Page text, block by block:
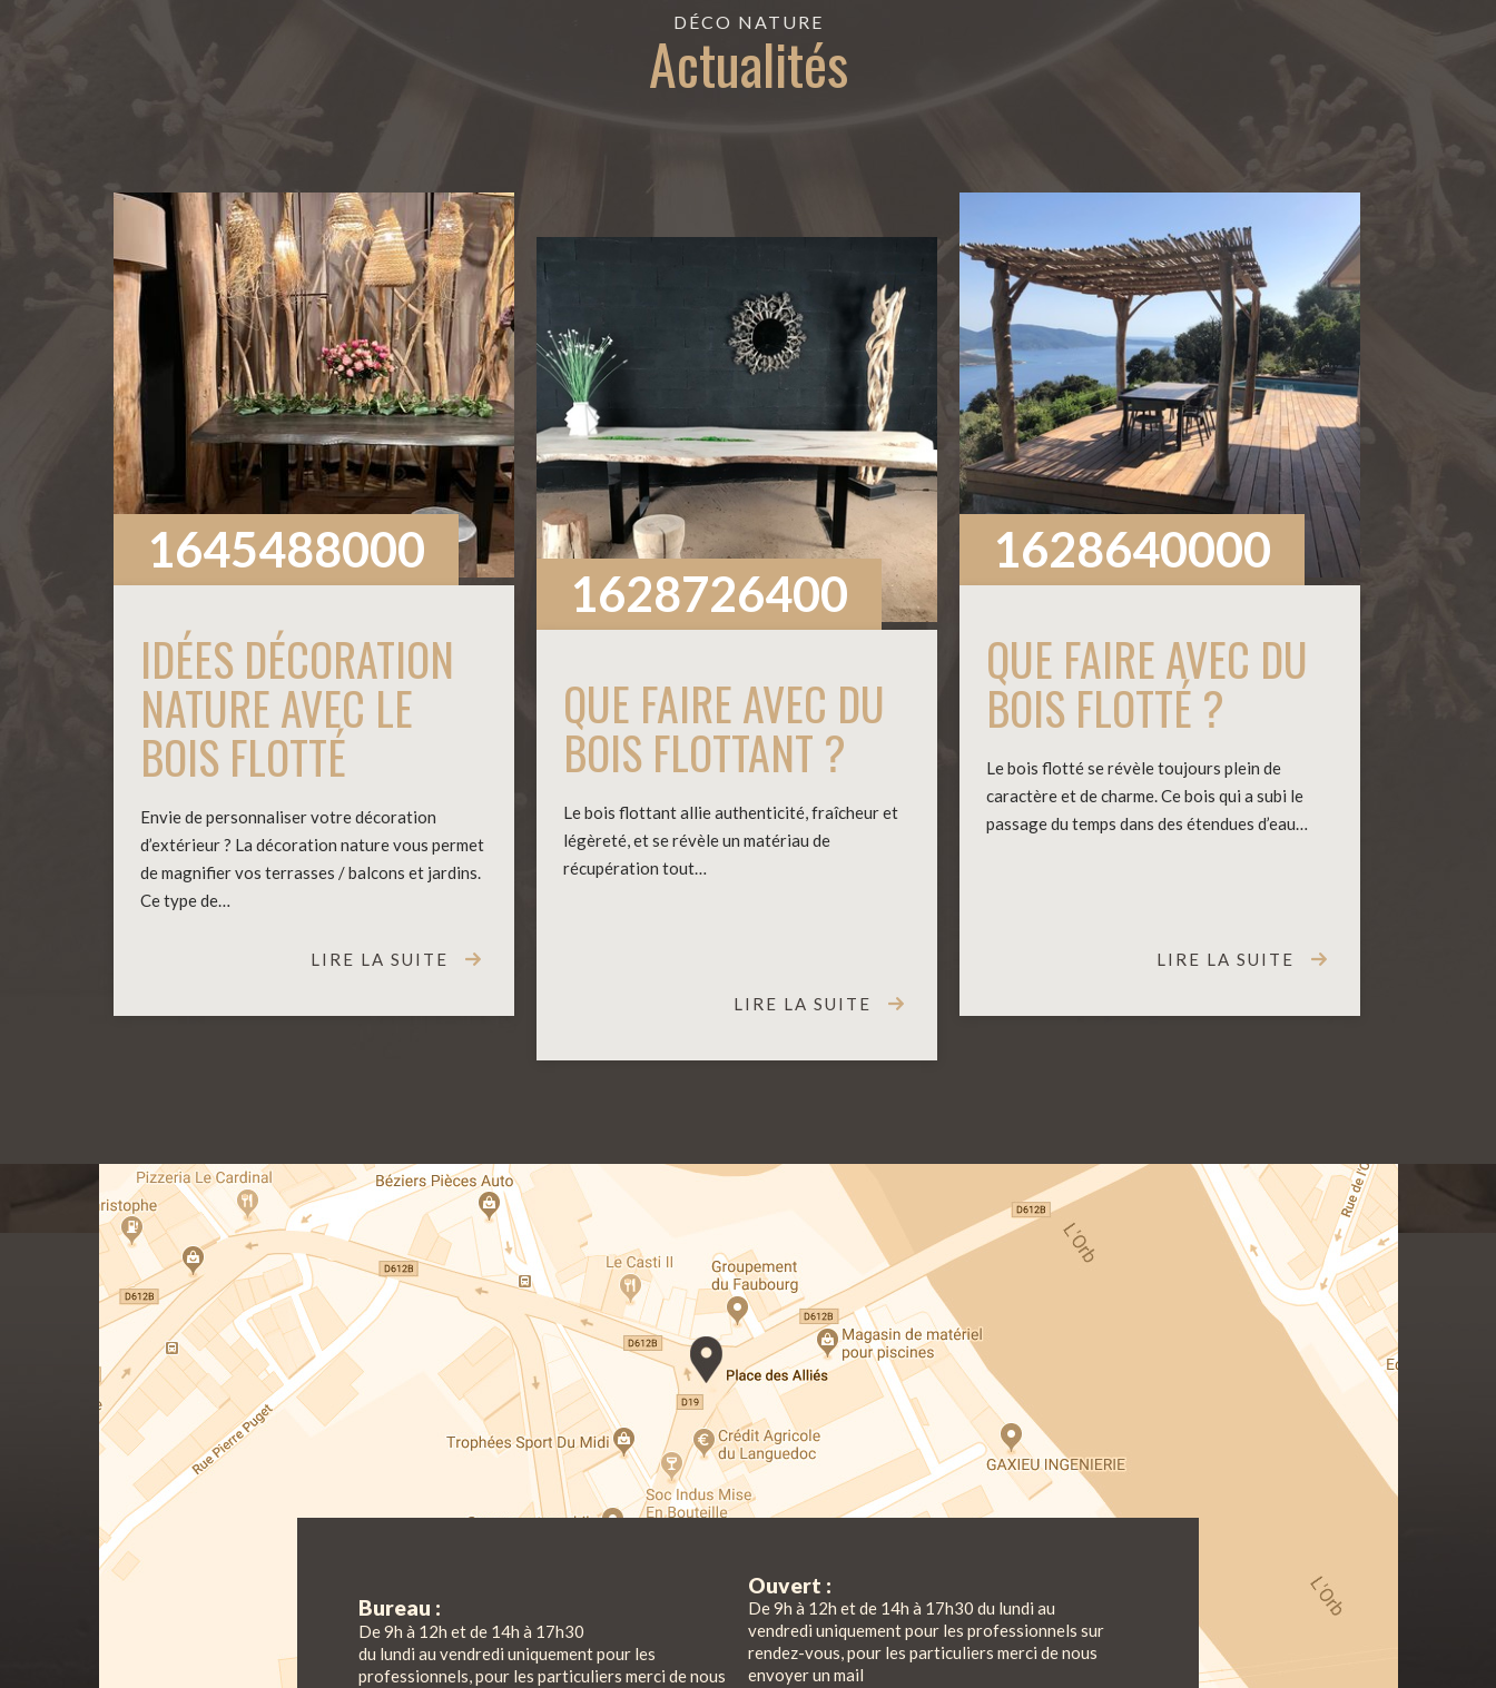
DÉCO NATURE
Actualités
1645488000
IDÉES DÉCORATION
NATURE AVEC LE
BOIS FLOTTÉ
Envie de personnaliser votre décoration
d’extérieur ? La décoration nature vous permet
de magnifier vos terrasses / balcons et jardins.
Ce type de…
LIRE LA SUITE
1628726400
QUE FAIRE AVEC DU
BOIS FLOTTANT ?
Le bois flottant allie authenticité, fraîcheur et
légèreté, et se révèle un matériau de
récupération tout…
LIRE LA SUITE
1628640000
QUE FAIRE AVEC DU
BOIS FLOTTÉ ?
Le bois flotté se révèle toujours plein de
caractère et de charme. Ce bois qui a subi le
passage du temps dans des étendues d’eau…
LIRE LA SUITE
Bureau :
De 9h à 12h et de 14h à 17h30
du lundi au vendredi uniquement pour les
professionnels, pour les particuliers merci de nous
Ouvert :
De 9h à 12h et de 14h à 17h30 du lundi au
vendredi uniquement pour les professionnels sur
rendez-vous, pour les particuliers merci de nous
envoyer un mail